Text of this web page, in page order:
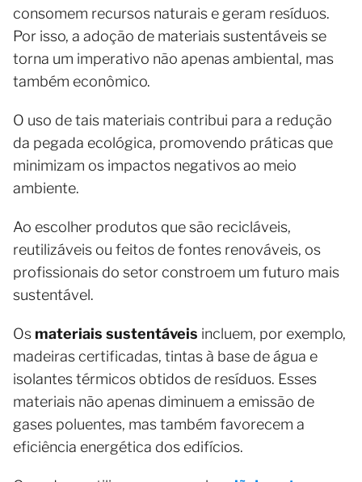
consomem recursos naturais e geram resíduos.
Por isso, a adoção de materiais sustentáveis se
torna um imperativo não apenas ambiental, mas
também econômico.
O uso de tais materiais contribui para a redução
da pegada ecológica, promovendo práticas que
minimizam os impactos negativos ao meio
ambiente.
Ao escolher produtos que são recicláveis,
reutilizáveis ou feitos de fontes renováveis, os
profissionais do setor constroem um futuro mais
sustentável.
Os materiais sustentáveis incluem, por exemplo,
madeiras certificadas, tintas à base de água e
isolantes térmicos obtidos de resíduos. Esses
materiais não apenas diminuem a emissão de
gases poluentes, mas também favorecem a
eficiência energética dos edifícios.